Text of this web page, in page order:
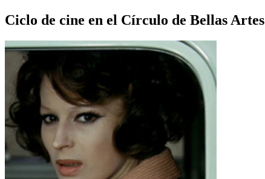
Ciclo de cine en el Círculo de Bellas Artes